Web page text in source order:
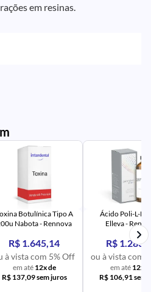
em resinas.
Botulínica Tipo A
Nabota - Rennova
R$ 1.645,14
à vista com 5% Off
em até 12x de
R$ 137,09 sem juros
UR
Ácido Poli-L-
Elleva -
R$
ou à vista com
em até 12x
R$ 106,91 sem